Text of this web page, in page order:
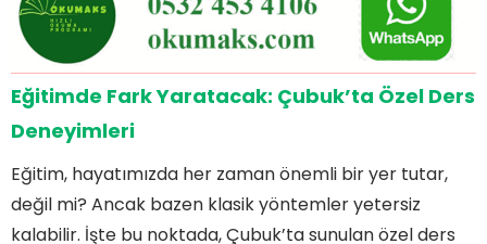
Eğitimde Fark Yaratacak: Çubuk’ta Özel Ders
Deneyimleri
Eğitim, hayatımızda her zaman önemli bir yer tutar,
değil mi? Ancak bazen klasik yöntemler yetersiz
kalabilir. İşte bu noktada, Çubuk’ta sunulan özel ders